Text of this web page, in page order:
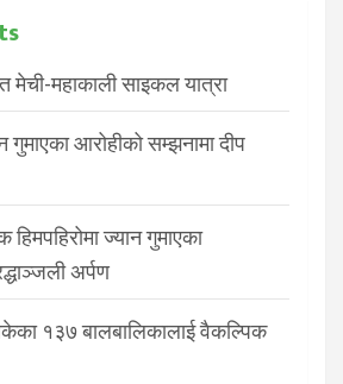
मेची-महाकाली साइकल यात्रा
गुमाएका आरोहीको सम्झनामा दीप
ज्यान गुमाएका
अर्पण
१३७ बालबालिकालाई वैकल्पिक